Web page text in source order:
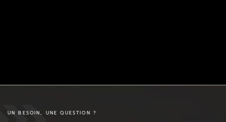
UN BESOIN, UNE QUESTION ?